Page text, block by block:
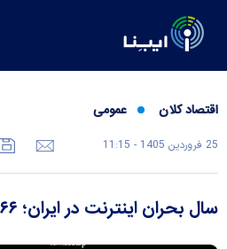
اقتصاد کلان عمومی
25 فروردين 1405 - 11:15
سال بحران اینترنت در ایران؛ ۶۶ روز قطعی در ۱۰۰ روز